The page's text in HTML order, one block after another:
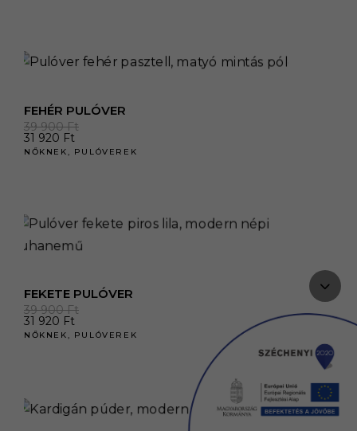
FEHÉR PULÓVER
39 900Ft
31 920 Ft
NŐKNEK, PULÓVEREK
FEKETE PULÓVER
39 900Ft
31 920 Ft
NŐKNEK, PULÓVEREK